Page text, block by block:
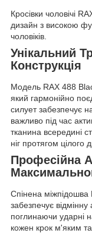
Кросівки чоловічі
дизайн з високою
чоловіків.
Унікальний
Конструкція
Модель RAX 488
який гармонійно
силует забезпечує
важливо під час
тканина всередині
ніг протягом цілого
Професійна
Спінена
забезпечує
поглинаючи ударні
кожен крок м'яким